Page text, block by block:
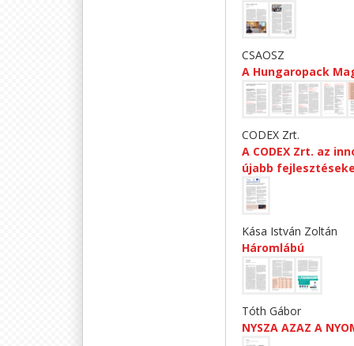
CSAOSZ
A Hungaropack
CODEX Zrt.
A CODEX Zrt. az
újabb
Kása István Zoltán
Háromlábú
Tóth Gábor
NYSZA AZAZ A